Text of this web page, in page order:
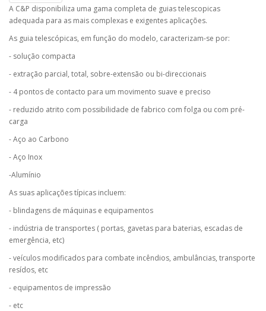
A C&P disponibiliza uma gama completa de guias telescopicas
adequada para as mais complexas e exigentes aplicações.
As guia telescópicas, em função do modelo, caracterizam-se por:
- solução compacta
- extração parcial, total, sobre-extensão ou bi-direccionais
- 4 pontos de contacto para um movimento suave e preciso
- reduzido atrito com possibilidade de fabrico com folga ou com pré-
carga
- Aço ao Carbono
- Aço Inox
-Alumínio
As suas aplicações típicas incluem:
- blindagens de máquinas e equipamentos
- indústria de transportes ( portas, gavetas para baterias, escadas de
emergência, etc)
- veículos modificados para combate incêndios, ambulâncias, transporte
resídos, etc
- equipamentos de impressão
- etc